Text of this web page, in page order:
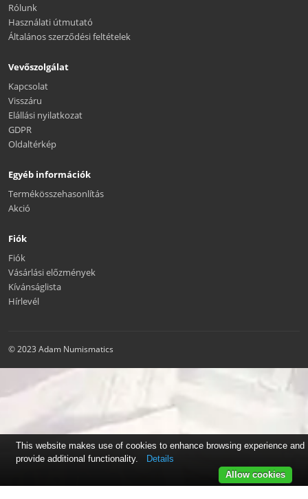
Rólunk
Használati útmutató
Általános szerződési feltételek
Vevőszolgálat
Kapcsolat
Visszáru
Elállási nyilatkozat
GDPR
Oldaltérkép
Egyéb információk
Termékösszehasonlítás
Akció
Fiók
Fiók
Vásárlási előzmények
Kívánságlista
Hírlevél
© 2023 Adam Numismatics
This website makes use of cookies to enhance browsing experience and
provide additional functionality.
Details
Allow cookies